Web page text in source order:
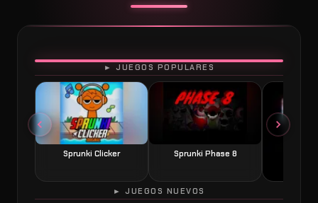
► JUEGOS POPULARES
Sprunki Clicker Sprunki Phase 8
JUGAR
► JUEGOS NUEVOS